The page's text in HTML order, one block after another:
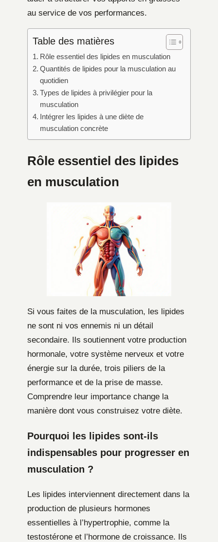
au service de vos performances.
Table des matières
Rôle essentiel des lipides en musculation
Quantités de lipides pour la musculation au
quotidien
Types de lipides à privilégier pour la
musculation
Intégrer les lipides à une diète de
musculation concrète
Rôle essentiel des lipides
en musculation
Si vous faites de la musculation, les lipides
ne sont ni vos ennemis ni un détail
secondaire. Ils soutiennent votre production
hormonale, votre système nerveux et votre
énergie sur la durée, trois piliers de la
performance et de la prise de masse.
Comprendre leur importance change la
manière dont vous construisez votre diète.
Pourquoi les lipides sont-ils
indispensables pour progresser en
musculation ?
Les lipides interviennent directement dans la
production de plusieurs hormones
essentielles à l’hypertrophie, comme la
testostérone et l’hormone de croissance. Ils